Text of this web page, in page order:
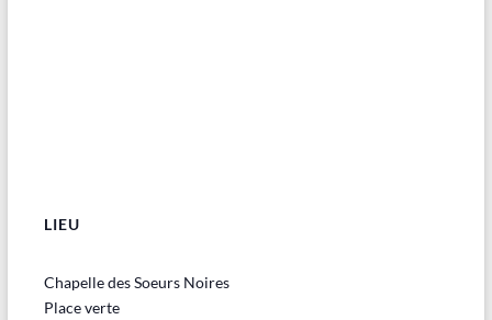
LIEU
Chapelle des Soeurs Noires
Place verte